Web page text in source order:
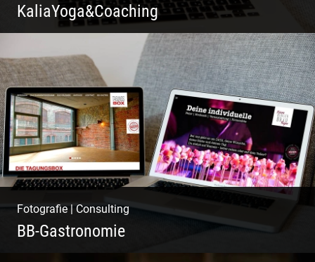
KaliaYoga&Coaching
Pint- & Webdesign, Fotografie & Corporate-
Design
Fotografie|Consulting
BB-Gastronomie